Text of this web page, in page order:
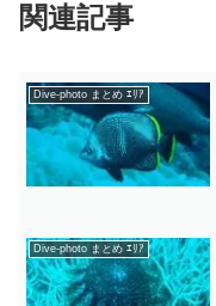
関連記事
Dive-photo まとめ ｴﾘｱ
Dive-photo まとめ ｴﾘｱ